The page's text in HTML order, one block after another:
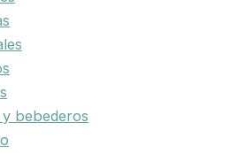
bebederos